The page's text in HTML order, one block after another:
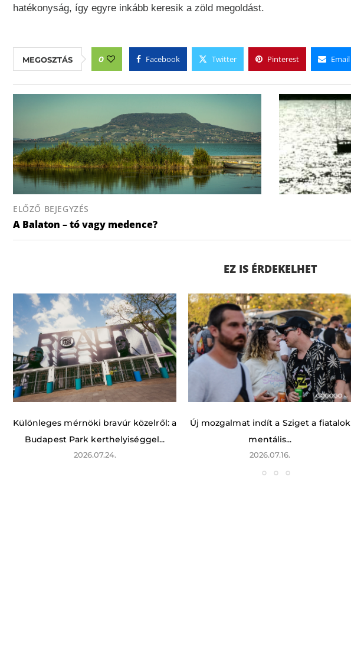
hatékonyság, így egyre inkább keresik a zöld megoldást.
MEGOSZTÁS 0 Facebook Twitter Pinterest Email
ELŐZŐ BEJEGYZÉS
A Balaton – tó vagy medence?
EZ IS ÉRDEKELHET
Különleges mérnöki bravúr közelről: a
Budapest Park kerthelyiséggel...
2026.07.24.
Új mozgalmat indít a Sziget a fiatalok
mentális...
2026.07.16.